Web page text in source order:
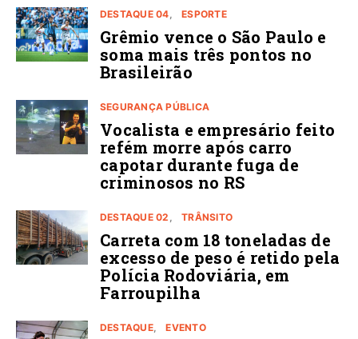
DESTAQUE 04 ESPORTE
Grêmio vence o São Paulo e
soma mais três pontos no
Brasileirão
SEGURANÇA PÚBLICA
Vocalista e empresário feito
refém morre após carro
capotar durante fuga de
criminosos no RS
DESTAQUE 02 TRÂNSITO
Carreta com 18 toneladas de
excesso de peso é retido pela
Polícia Rodoviária, em
Farroupilha
DESTAQUE EVENTO